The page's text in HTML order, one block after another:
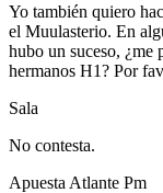
Yo también quiero
el Muulasterio. En
hubo un suceso, ¿me
hermanos H1? Por
Sala
No contesta.
Apuesta Atlante Pm